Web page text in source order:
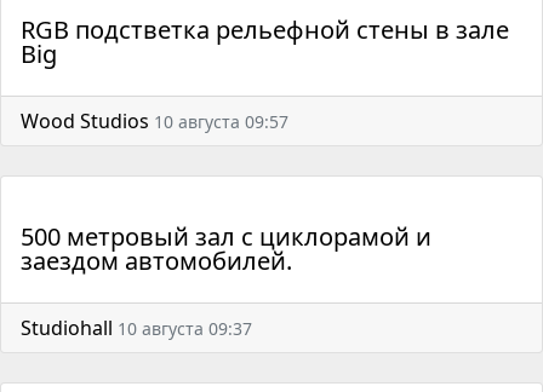
RGB подстветка рельефной стены в зале
Big
Wood Studios 10 августа 09:57
500 метровый зал с циклорамой и
заездом автомобилей.
Studiohall 10 августа 09:37